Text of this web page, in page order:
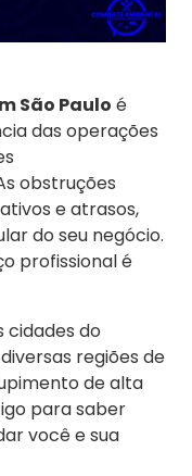
São Paulo é
das operações
obstruções
e atrasos,
do seu negócio.
profissional é
cidades do
regiões de
de alta
para saber
você e sua